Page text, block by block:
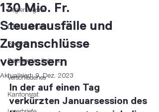
Regierungsrat
DBKS aktuell
Reden
Beiträge im links so
Verschiedenes
Kantonsrat
130 Mio. Fr.
Steuerausfälle und
Zuganschlüsse
verbessern
Aktualisiert:9. Dez. 2023
In der auf einen Tag
verkürzten Januarsession des